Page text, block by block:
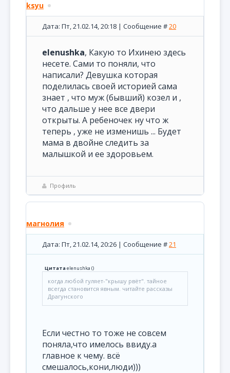
ksyu
Дата: Пт, 21.02.14, 20:18 | Сообщение #20
elenushka, Какую то Ихинею здесь
несете. Сами то поняли, что
написали? Девушка которая
поделилась своей историей сама
знает , что муж (бывший) козел и ,
что дальше у нее все двери
открыты. А ребеночек ну что ж
теперь , уже не изменишь ... Будет
мама в двойне следить за
малышкой и ее здоровьем.
Профиль
магнолия
Дата: Пт, 21.02.14, 20:26 | Сообщение #21
Цитатаelenushka ()
когда любой гуляет-"крышу рвёт". тайное
всегда становится явным. читайте рассказы
Драгунского
Если честно то тоже не совсем
поняла,что имелось ввиду.а
главное к чему. всё
смешалось,кони,люди)))